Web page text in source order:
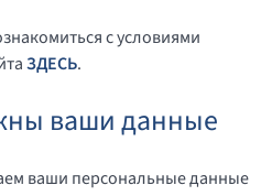
с условиями
ЗДЕСЬ.
ваши данные
ваши персональные данные